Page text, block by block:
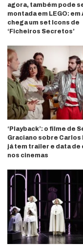
agora, também pode
montada em LEGO:
chega um set Icons de
‘Ficheiros Secretos’
‘Playback’: o filme de
Graciano sobre Carlos
já tem trailer e data
nos cinemas